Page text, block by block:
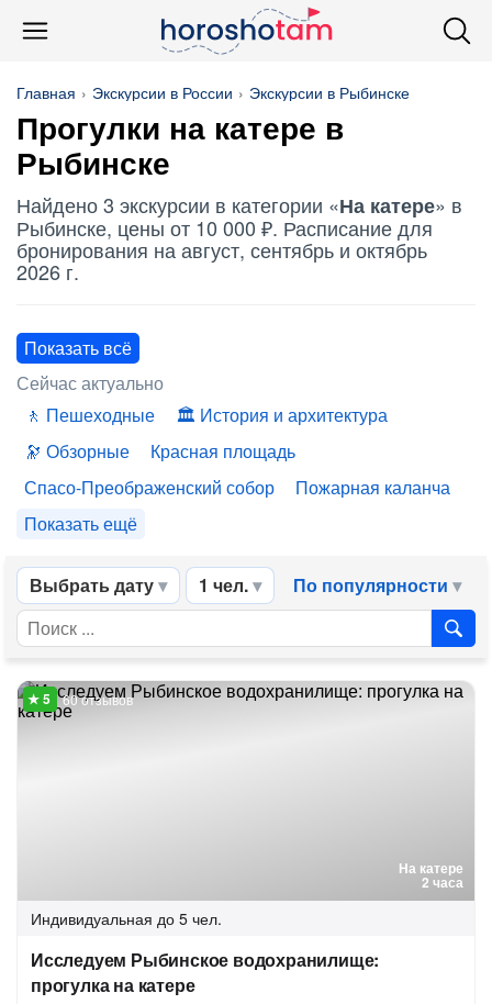
Главная Экскурсии в России Экскурсии в Рыбинске
Прогулки на катере в
Рыбинске
Найдено 3 экскурсии в категории «На катере» в
Рыбинске, цены от 10 000 ₽. Расписание для
бронирования на август, сентябрь и октябрь
2026 г.
Показать всё
Сейчас актуально
Пешеходные
История и архитектура
Обзорные
Красная площадь
Спасо-Преображенский собор
Пожарная каланча
Показать ещё
Выбрать дату 1 чел. По популярности
На катере
2 часа
60 отзывов
Индивидуальная до 5 чел.
Исследуем Рыбинское водохранилище:
прогулка на катере